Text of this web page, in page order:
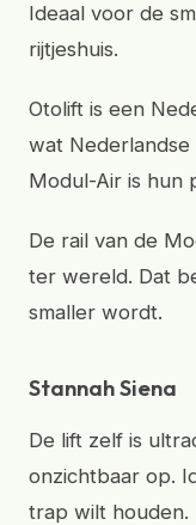
Ideaal voor de
rijtjeshuis.
Otolift is een
wat
Modul-Air is hun
De rail van de
ter wereld. Dat
smaller wordt.
Stannah Siena
De lift zelf is
onzichtbaar op.
trap wilt houden.